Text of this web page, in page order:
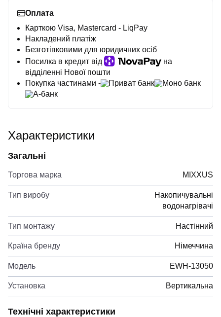
Оплата
Карткою Visa, Mastercard - LiqPay
Накладений платіж
Безготівковими для юридичних осіб
Посилка в кредит від
на
відділенні Нової пошти
Покупка частинами -
Приват банк
Моно банк
А-банк
Характеристики
Загальні
Торгова марка MIXXUS
Тип виробу
Накопичувальні
водонагрівачі
Тип монтажу Настінний
Країна бренду Німеччина
Модель EWH-13050
Установка Вертикальна
Технічні характеристики